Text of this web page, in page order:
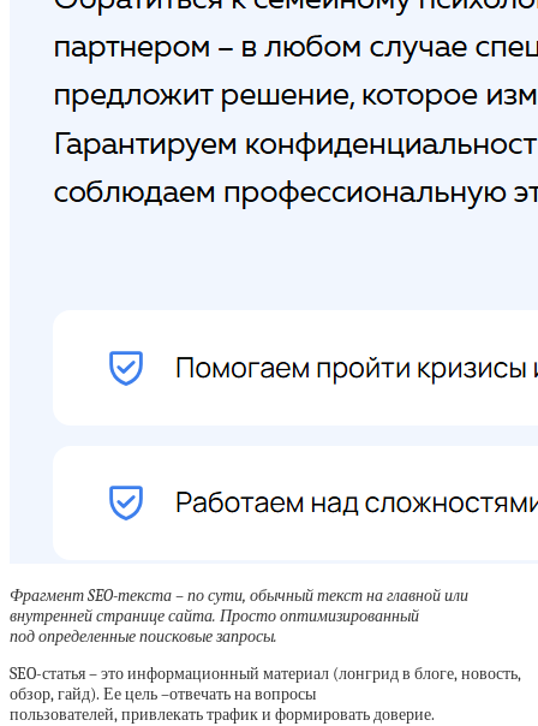
Фрагмент SEO-текста – по сути, обычный текст на главной или
внутренней странице сайта. Просто оптимизированный
под определенные поисковые запросы.
SEO-статья – это информационный материал (лонгрид в блоге, новость,
обзор, гайд). Ее цель –отвечать на вопросы
пользователей, привлекать трафик и формировать доверие.